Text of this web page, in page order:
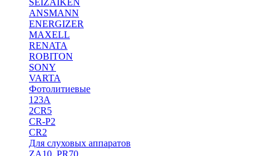
SEIZAIKEN
ANSMANN
ENERGIZER
MAXELL
RENATA
ROBITON
SONY
VARTA
Фотолитиевые
123A
2CR5
CR-P2
CR2
Для слуховых аппаратов
ZA10, PR70